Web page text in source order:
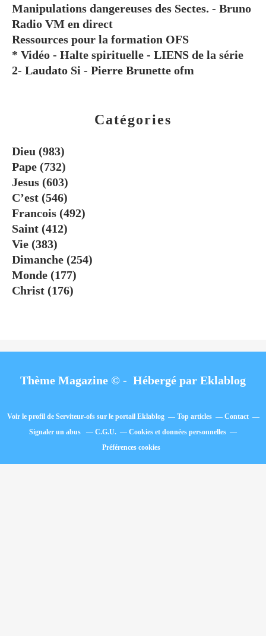
Catégories
Dieu (983)
Pape (732)
Jesus (603)
C’est (546)
Francois (492)
Saint (412)
Vie (383)
Dimanche (254)
Monde (177)
Christ (176)
Manipulations dangereuses des Sectes. - Bruno
Radio VM en direct
Ressources pour la formation OFS
* Vidéo - Halte spirituelle - LIENS de la série
2- Laudato Si - Pierre Brunette ofm
Thème Magazine © - Hébergé par Eklablog
Voir le profil de Serviteur-ofssur le portail Eklablog Top articles
Contact
Signaler un abus
C.G.U.
Cookies et données personnelles
Préférences cookies